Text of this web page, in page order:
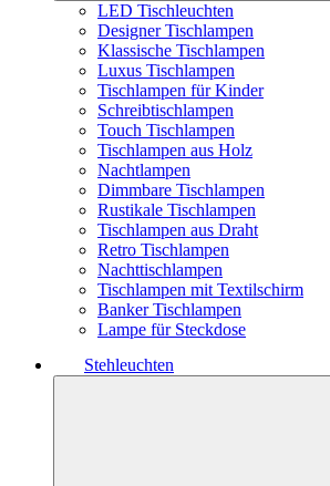
LED Tischleuchten
Designer Tischlampen
Klassische Tischlampen
Luxus Tischlampen
Tischlampen für Kinder
Schreibtischlampen
Touch Tischlampen
Tischlampen aus Holz
Nachtlampen
Dimmbare Tischlampen
Rustikale Tischlampen
Tischlampen aus Draht
Retro Tischlampen
Nachttischlampen
Tischlampen mit Textilschirm
Banker Tischlampen
Lampe für Steckdose
Stehleuchten